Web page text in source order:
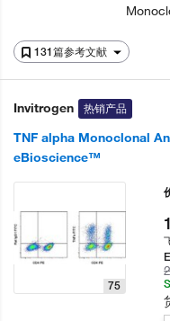
131篇参考文献
Invitrogen 热销产品
TNF alpha Monoclonal
eBioscience™
75